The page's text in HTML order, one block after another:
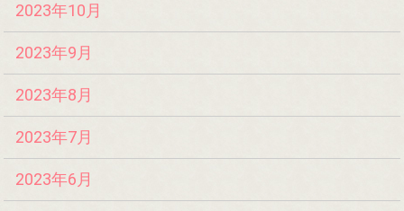
2023年10月
2023年9月
2023年8月
2023年7月
2023年6月